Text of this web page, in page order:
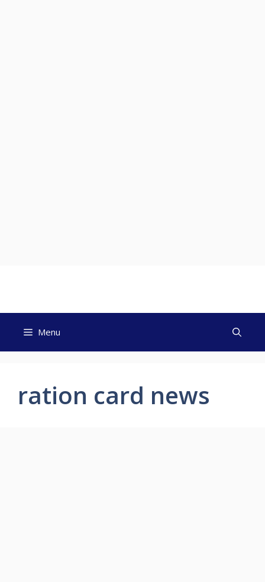
Menu
ration card news